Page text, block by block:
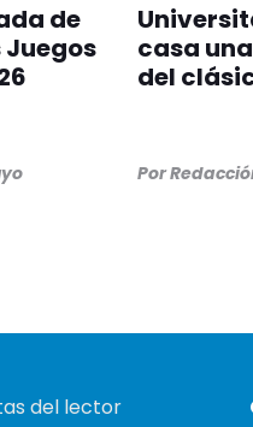
de
casa
del
Por
del lector